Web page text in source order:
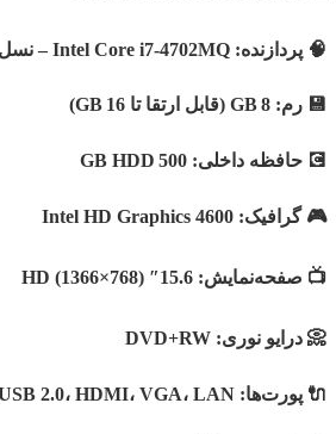
🧠 پردازنده: Intel Core i7‑4702MQ – نسل ۴
💾 رم: 8 GB (قابل ارتقا تا 16 GB)
💽 حافظه داخلی: 500 GB HDD
🎮 گرافیک: Intel HD Graphics 4600
📺 صفحه‌نمایش: 15.6″ HD (1366×768)
📀 درایو نوری: DVD+RW
🔌 پورت‌ها: USB 3.0، USB 2.0، HDMI، VGA، LAN